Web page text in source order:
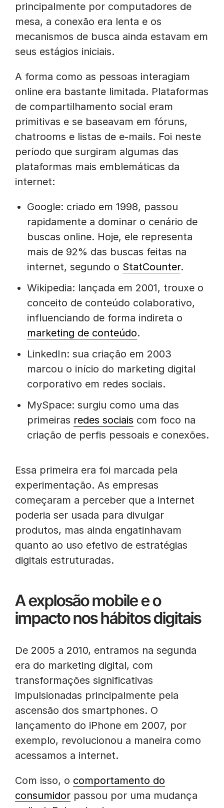
principalmente por computadores de
mesa, a conexão era lenta e os
mecanismos de busca ainda estavam em
seus estágios iniciais.
A forma como as pessoas interagiam
online era bastante limitada. Plataformas
de compartilhamento social eram
primitivas e se baseavam em fóruns,
chatrooms e listas de e-mails. Foi neste
período que surgiram algumas das
plataformas mais emblemáticas da
internet:
Google: criado em 1998, passou
rapidamente a dominar o cenário de
buscas online. Hoje, ele representa
mais de 92% das buscas feitas na
internet, segundo o StatCounter.
Wikipedia: lançada em 2001, trouxe o
conceito de conteúdo colaborativo,
influenciando de forma indireta o
marketing de conteúdo.
LinkedIn: sua criação em 2003
marcou o início do marketing digital
corporativo em redes sociais.
MySpace: surgiu como uma das
primeiras redes sociais com foco na
criação de perfis pessoais e conexões.
Essa primeira era foi marcada pela
experimentação. As empresas
começaram a perceber que a internet
poderia ser usada para divulgar
produtos, mas ainda engatinhavam
quanto ao uso efetivo de estratégias
digitais estruturadas.
A explosão mobile e o
impacto nos hábitos digitais
De 2005 a 2010, entramos na segunda
era do marketing digital, com
transformações significativas
impulsionadas principalmente pela
ascensão dos smartphones. O
lançamento do iPhone em 2007, por
exemplo, revolucionou a maneira como
acessamos a internet.
Com isso, o comportamento do
consumidor passou por uma mudança